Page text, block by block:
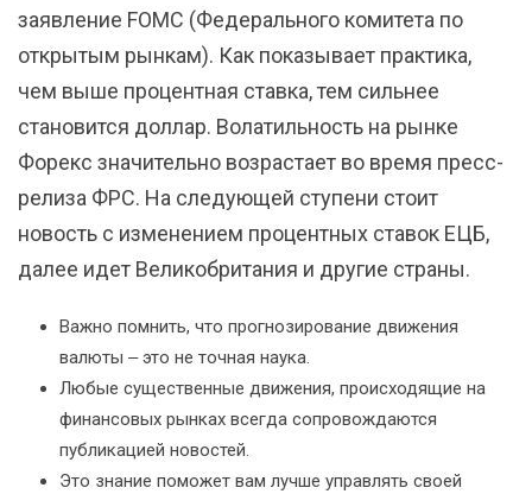
заявление FOMC (Федерального комитета по
открытым рынкам). Как показывает практика,
чем выше процентная ставка, тем сильнее
становится доллар. Волатильность на рынке
Форекс значительно возрастает во время пресс-
релиза ФРС. На следующей ступени стоит
новость с изменением процентных ставок ЕЦБ,
далее идет Великобритания и другие страны.
Важно помнить, что прогнозирование движения
валюты ‒ это не точная наука.
Любые существенные движения, происходящие на
финансовых рынках всегда сопровождаются
публикацией новостей.
Это знание поможет вам лучше управлять своей